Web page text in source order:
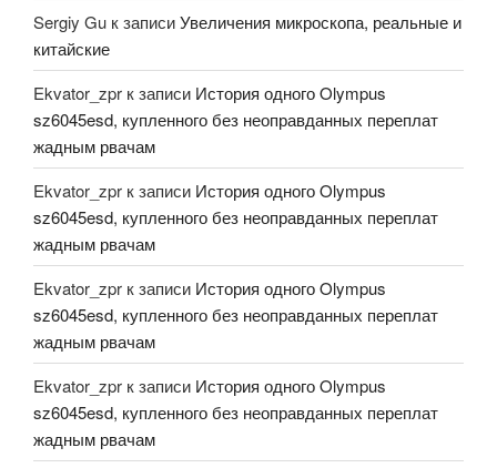
Sergiy Gu к записиУвеличения микроскопа, реальные и
китайские
Ekvator_zpr к записи История одного Olympus
sz6045esd, купленного без неоправданных переплат
жадным рвачам
Ekvator_zpr к записи История одного Olympus
sz6045esd, купленного без неоправданных переплат
жадным рвачам
Ekvator_zpr к записи История одного Olympus
sz6045esd, купленного без неоправданных переплат
жадным рвачам
Ekvator_zpr к записи История одного Olympus
sz6045esd, купленного без неоправданных переплат
жадным рвачам